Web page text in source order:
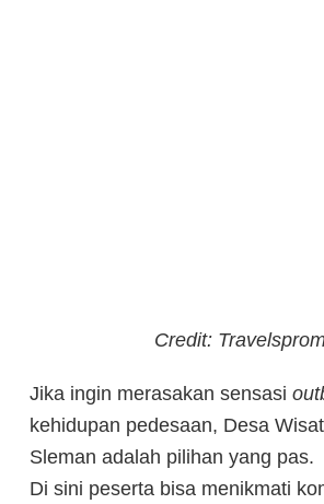
Credit:
Jika ingin merasakan sensasi
kehidupan pedesaan, Desa
Sleman adalah pilihan yang pas.
Di sini peserta bisa menikmati